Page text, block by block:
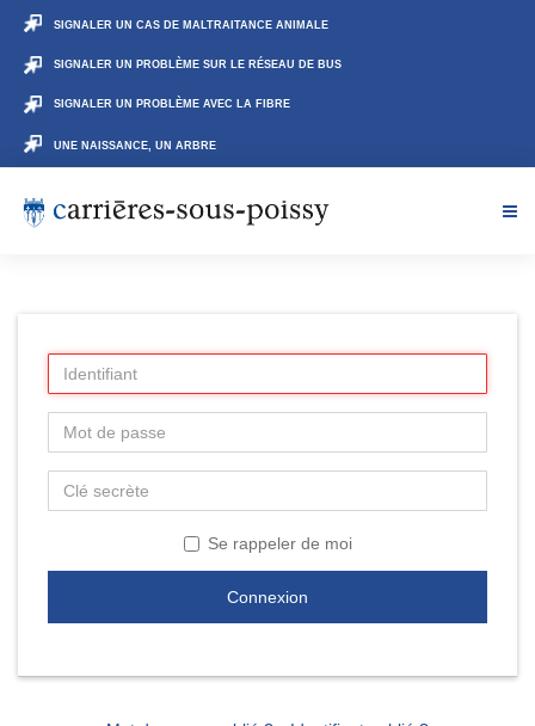
SIGNALER UN CAS DE MALTRAITANCE ANIMALE
SIGNALER UN PROBLÈME SUR LE RÉSEAU DE BUS
SIGNALER UN PROBLÈME AVEC LA FIBRE
UNE NAISSANCE, UN ARBRE
Se rappeler de moi
Connexion